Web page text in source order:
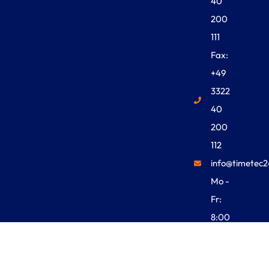
200
111
Fax:
+49
3322
40
200
112
Mo -
Fr:
8:00